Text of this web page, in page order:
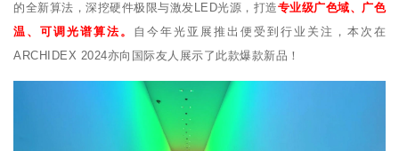
的全新算法，深挖硬件极限与激发LED光源，打造专业级广色域、广色
温、可调光谱算法。 自今年光亚展推出便受到行业关注，本次在
ARCHIDEX 2024亦向国际友人展示了此款爆款新品！